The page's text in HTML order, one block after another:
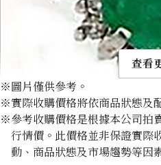
Emerald ring 3.34ct
查看
※圖片僅供參考。
※實際收購價格將依商品狀態及
※參考收購價格是根據本公司拍
行情價。此價格並非保證實際
動、商品狀態及市場趨勢等因